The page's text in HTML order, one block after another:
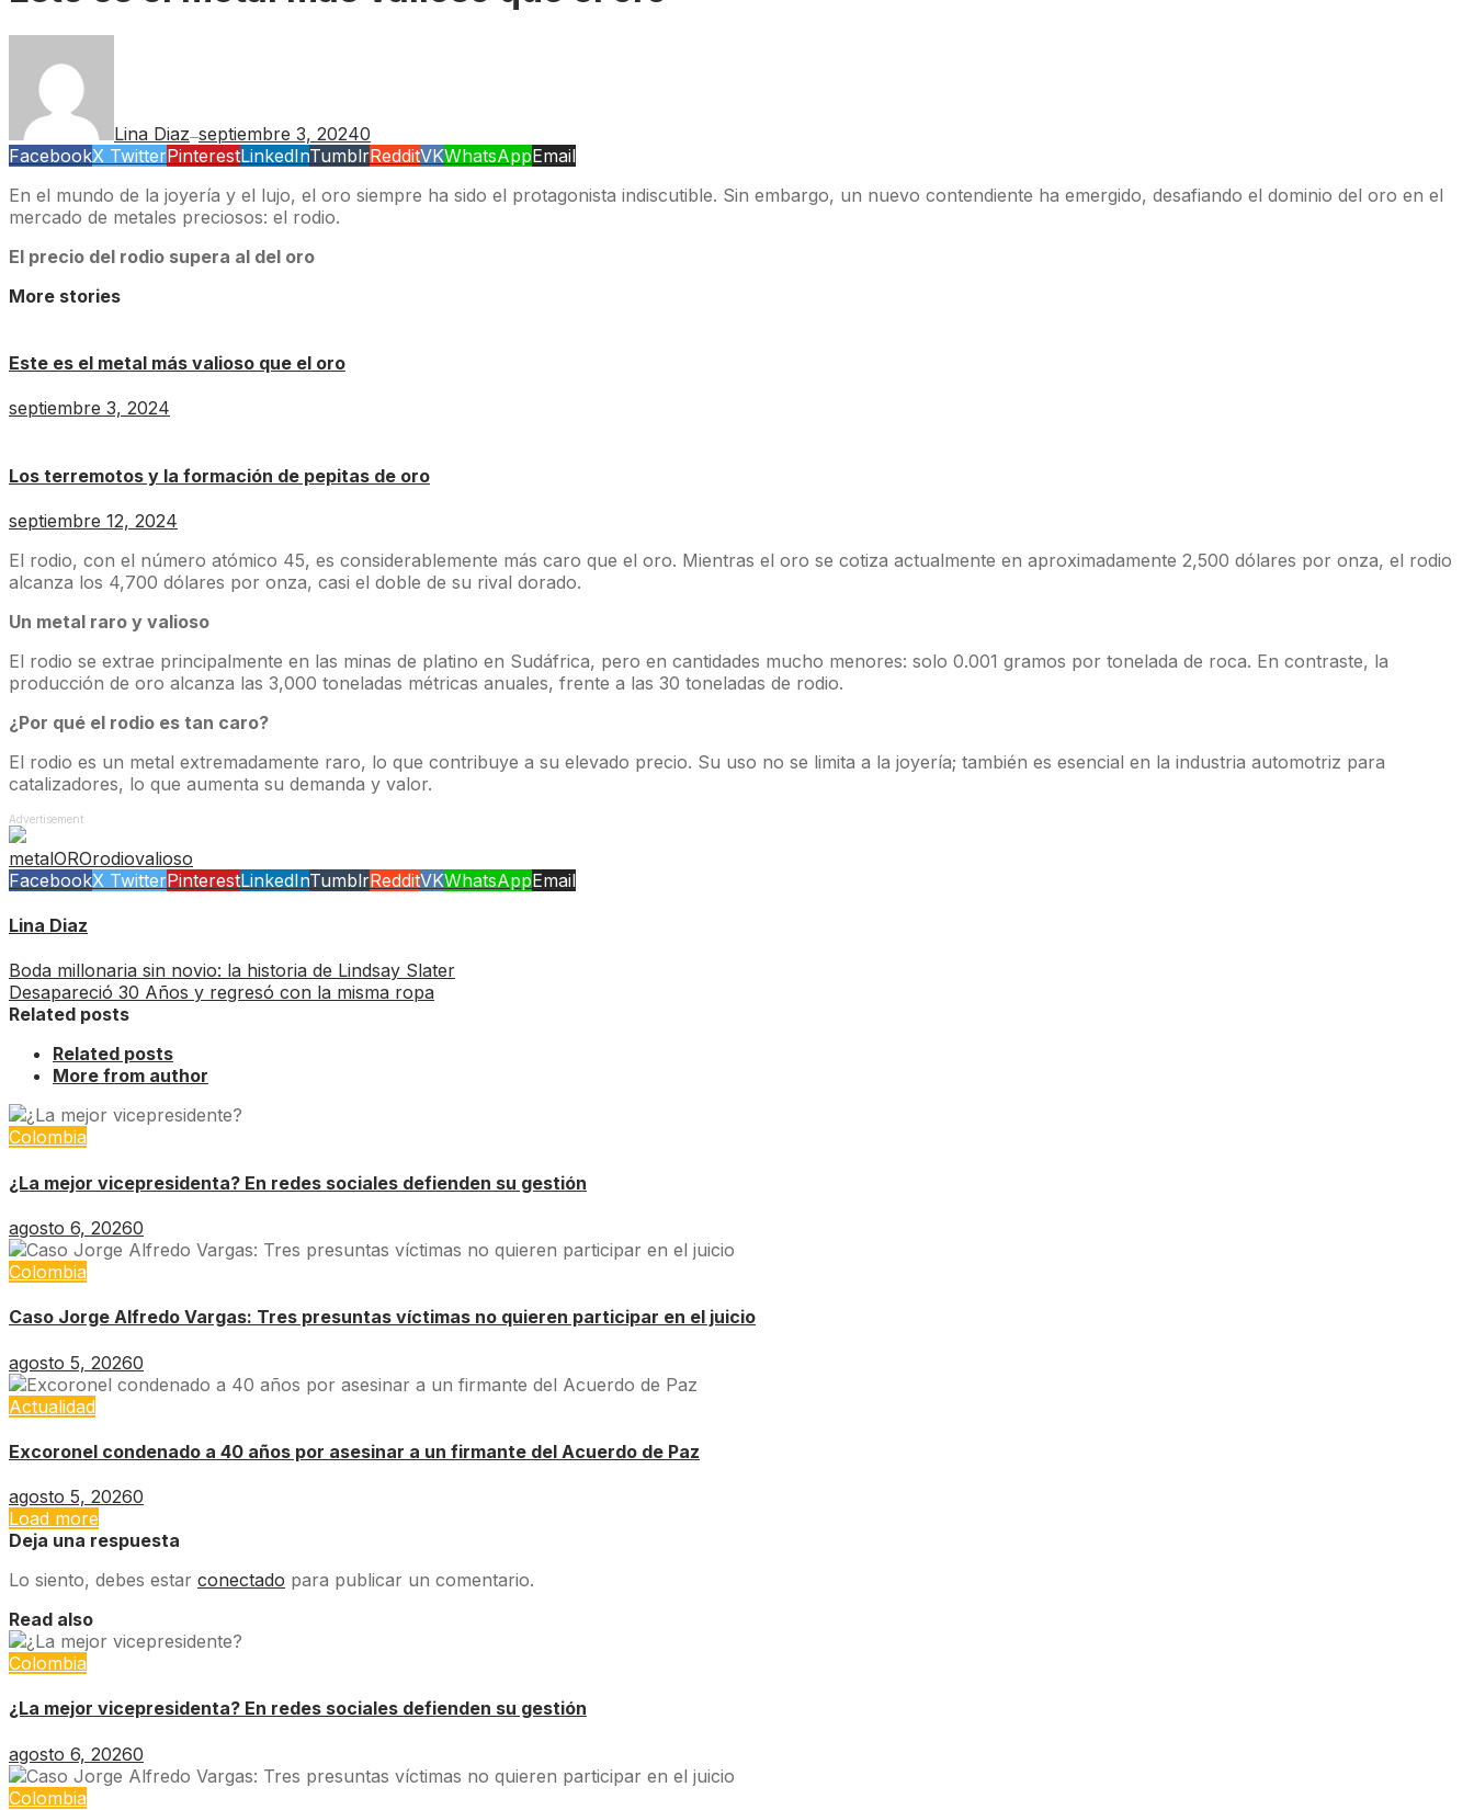
Lina Diaz—septiembre 3, 20240
FacebookX TwitterPinterestLinkedInTumblrRedditVKWhatsAppEmail
En el mundo de la joyería y el lujo, el oro siempre ha sido el protagonista indiscutible. Sin embargo, un nuevo contendiente ha emergido, desafiando el dominio del oro en el
mercado de metales preciosos: el rodio.
El precio del rodio supera al del oro
More stories
Este es el metal más valioso que el oro
septiembre 3, 2024
Los terremotos y la formación de pepitas de oro
septiembre 12, 2024
El rodio, con el número atómico 45, es considerablemente más caro que el oro. Mientras el oro se cotiza actualmente en aproximadamente 2,500 dólares por onza, el rodio
alcanza los 4,700 dólares por onza, casi el doble de su rival dorado.
Un metal raro y valioso
El rodio se extrae principalmente en las minas de platino en Sudáfrica, pero en cantidades mucho menores: solo 0.001 gramos por tonelada de roca. En contraste, la
producción de oro alcanza las 3,000 toneladas métricas anuales, frente a las 30 toneladas de rodio.
¿Por qué el rodio es tan caro?
El rodio es un metal extremadamente raro, lo que contribuye a su elevado precio. Su uso no se limita a la joyería; también es esencial en la industria automotriz para
catalizadores, lo que aumenta su demanda y valor.
Advertisement
metalOROrodiovalioso
FacebookX TwitterPinterestLinkedInTumblrRedditVKWhatsAppEmail
Lina Diaz
Boda millonaria sin novio: la historia de Lindsay Slater
Desapareció 30 Años y regresó con la misma ropa
Related posts
Related posts
More from author
Colombia
¿La mejor vicepresidenta? En redes sociales defienden su gestión
agosto 6, 20260
Colombia
Caso Jorge Alfredo Vargas: Tres presuntas víctimas no quieren participar en el juicio
agosto 5, 20260
Actualidad
Excoronel condenado a 40 años por asesinar a un firmante del Acuerdo de Paz
agosto 5, 20260
Load more
Deja una respuesta
Lo siento, debes estar conectado para publicar un comentario.
Read also
Colombia
¿La mejor vicepresidenta? En redes sociales defienden su gestión
agosto 6, 20260
Colombia